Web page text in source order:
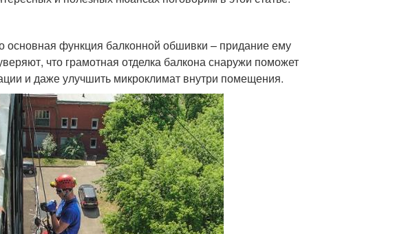
основная функция балконной обшивки – придание ему
что грамотная отделка балкона снаружи поможет
и даже улучшить микроклимат внутри помещения.